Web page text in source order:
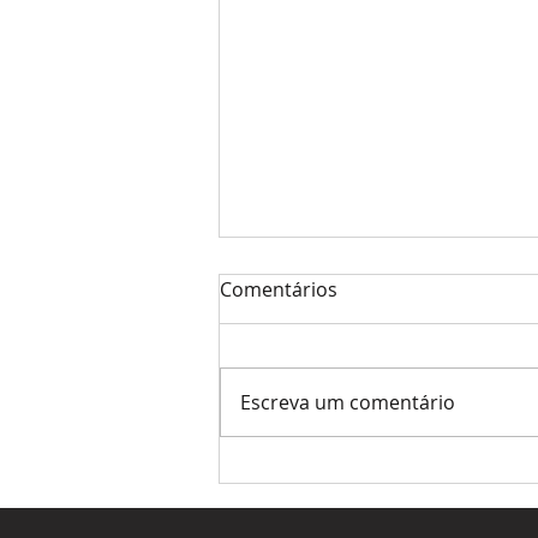
nem sempre é a mais cara.
Comentários
Escreva um comentário